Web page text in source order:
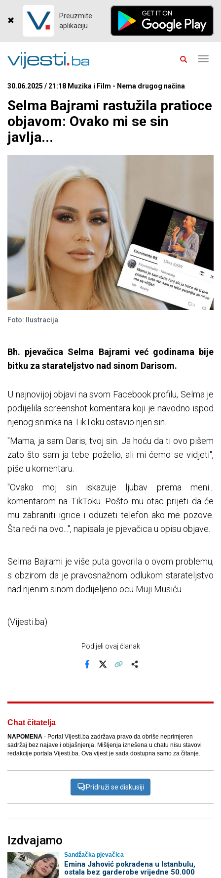
Preuzmite
aplikaciju
30.06.2025 / 21:18 Muzika i Film - Nema drugog načina
Selma Bajrami rastužila pratioce
objavom: Ovako mi se sin
javlja...
Foto: Ilustracija
Bh. pjevačica Selma Bajrami već godinama bije
bitku za starateljstvo nad sinom Darisom.
U najnovijoj objavi na svom Facebook profilu, Selma je
podijelila screenshot komentara koji je navodno ispod
njenog snimka na TikToku ostavio njen sin.
"Mama, ja sam Daris, tvoj sin. Ja hoću da ti ovo pišem
zato što sam ja tebe poželio, ali mi ćemo se vidjeti",
piše u komentaru.
"Ovako moj sin iskazuje ljubav prema meni...
komentarom na TikToku. Pošto mu otac prijeti da će
mu zabraniti igrice i oduzeti telefon ako me pozove.
Šta reći na ovo...", napisala je pjevačica u opisu objave.
Selma Bajrami je više puta govorila o ovom problemu,
s obzirom da je pravosnažnom odlukom starateljstvo
nad njenim sinom dodijeljeno ocu Muji Musiću.
(Vijesti.ba)
Podijeli ovaj članak
Chat čitatelja
NAPOMENA - Portal Vijesti.ba zadržava pravo da obriše neprimjeren
sadržaj bez najave i objašnjenja. Mišljenja iznešena u chatu nisu stavovi
redakcije portala Vijesti.ba. Ova vijest je sada dostupna samo za čitanje.
Pridruži se diskusiji
Izdvajamo
Sandžačka pjevačica
Emina Jahović pokradena u Istanbulu,
ostala bez garderobe vrijedne 50.000